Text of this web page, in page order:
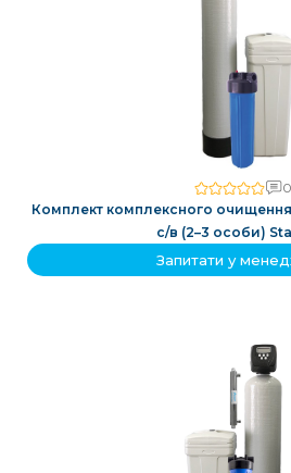
0
Комплект комплексного
с/в (2–3 особи)
Запитати у